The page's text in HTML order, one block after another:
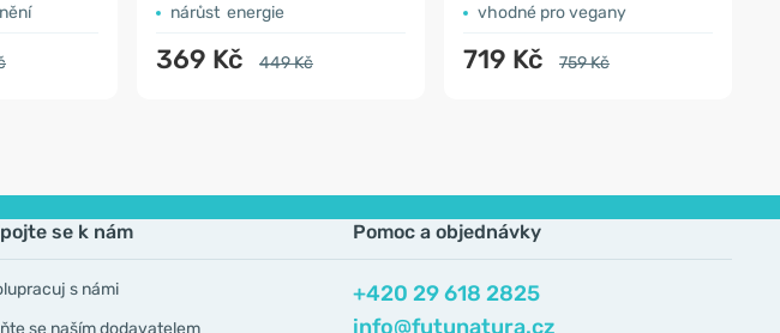
nárůst energie
369 Kč 449 Kč
vhodné pro vegany
719 Kč 759 Kč
se k nám
s námi
se naším dodavatelem
Pomoc a objednávky
+420 29 618 2825
info@futunatura.cz